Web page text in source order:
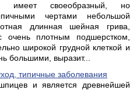
имеет своеобразный, но
чертами небольшой
длинная шейная грива,
плотным подшерстком,
широкой грудной клеткой и
большими, выразит...
типичные заболевания
и является древнейшей